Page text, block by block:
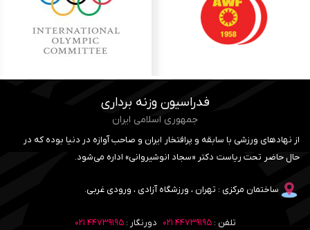
فدراسیون وزنه برداری
جمهوری اسلامی ایران
از نهادهای ورزشی با سابقه و پرافتخار ایران و صاحب آوازه در دنیا بوده که در
حال حاضر تحت ریاست دکتر «سجاد انوشیروانی» اداره می‌شود.
ساختمان مرکزی : تهران ، ورزشگاه آزادی ، ورودی غربی.
تلفن :۴۴۷۳۹۱۹۵ ۰۲۱ دورنگار :۴۴۷۳۹۱۹۵ ۰۲۱